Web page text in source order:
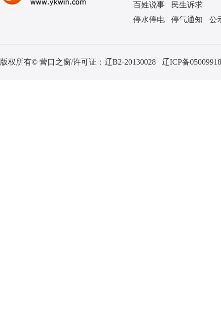
百姓说事
民生诉求
停水停电
停气通知 公
版权所有© 营口之窗/许可证： 辽B2-20130028 辽ICP备